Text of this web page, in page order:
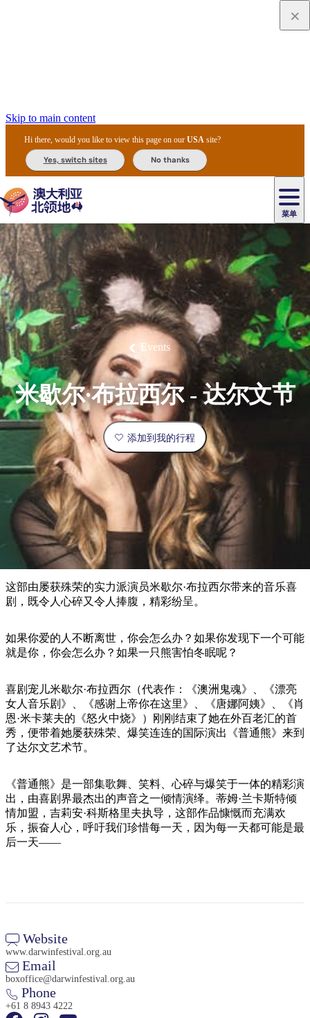
Skip to main content
Hi there, would you like to view this page on ourUSA site?
Yes, switch sites No thanks
菜单
主
导
航
景
点
最
受
欢
迎
目
的
地
内
陆
和
户
外
地
区
探
索
文
爱
泉
乌
鲁
鲁
卡
卡
家
公
园
李
特
国
家
公
园
卡
国
家
公
园
提
维
群
东
阿
纳
姆
马
塔
兰
卡
泉
池
尼
特
米
鲁
克
国
公
园
鲁
卡
/
魔
鬼
大
石
保
护
区
马
古
克
瀑
布
茨
奥
查
/
西
麦
克
唐
纳
国
家
公
园
活
动
体
验
旅
行
者
类
型
精
选
榜
单
住
民
文
验
美
略
与
活
动
和
探
险
自
野
生
动
植
物
历
史
和
遗
产
钓
高
端
旅
露
营
和
豪
野
营
旅
灵
感
规
划
您
的
行
规
划
和
预
订
实
用
信
息
划
工
具
宿
导
游
陪
程
和
交
通
搜
Sign
up
Events
米歇尔·布拉西尔 - 达尔文节
添加到我的行程
这部由屡获殊荣的实力派演员米歇尔·布拉西尔带来的音乐喜
剧，既令人心碎又令人捧腹，精彩纷呈。
如果你爱的人不断离世，你会怎么办？如果你发现下一个可能
就是你，你会怎么办？如果一只熊害怕冬眠呢？
喜剧宠儿米歇尔·布拉西尔（代表作：《澳洲鬼魂》、《漂亮
女人音乐剧》、《感谢上帝你在这里》、《唐娜阿姨》、《肖
恩·米卡莱夫的《怒火中烧》）刚刚结束了她在外百老汇的首
秀，便带着她屡获殊荣、爆笑连连的国际演出《普通熊》来到
了达尔文艺术节。
《普通熊》是一部集歌舞、笑料、心碎与爆笑于一体的精彩演
出，由喜剧界最杰出的声音之一倾情演绎。蒂姆·兰卡斯特倾
情加盟，吉莉安·科斯格里夫执导，这部作品慷慨而充满欢
乐，振奋人心，呼吁我们珍惜每一天，因为每一天都可能是最
后一天——
Website
www.darwinfestival.org.au
Email
boxoffice@darwinfestival.org.au
Phone
+61 8 8943 4222